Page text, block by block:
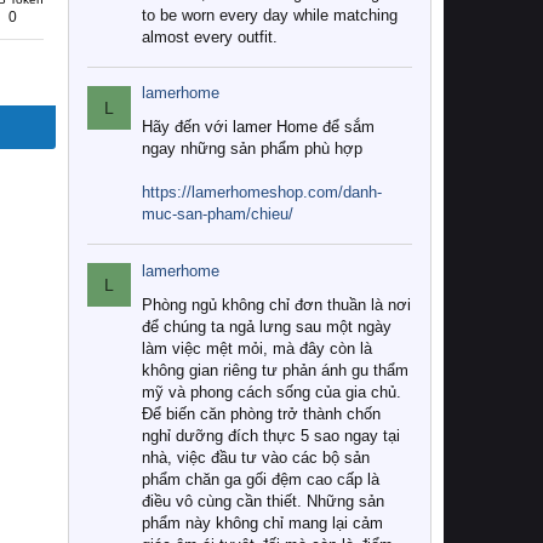
0
to be worn every day while matching
almost every outfit.
L
lamerhome
Hãy đến với lamer Home để sắm
ngay những sản phẩm phù hợp
https://lamerhomeshop.com/danh-
muc-san-pham/chieu/
L
lamerhome
Phòng ngủ không chỉ đơn thuần là nơi
để chúng ta ngả lưng sau một ngày
làm việc mệt mỏi, mà đây còn là
không gian riêng tư phản ánh gu thẩm
mỹ và phong cách sống của gia chủ.
Để biến căn phòng trở thành chốn
nghỉ dưỡng đích thực 5 sao ngay tại
nhà, việc đầu tư vào các bộ sản
phẩm chăn ga gối đệm cao cấp là
điều vô cùng cần thiết. Những sản
phẩm này không chỉ mang lại cảm